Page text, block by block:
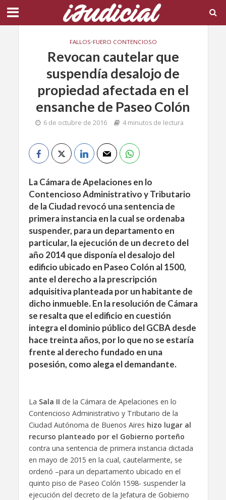
FALLOS•FUERO CONTENCIOSO
Revocan cautelar que
suspendía desalojo de
propiedad afectada en el
ensanche de Paseo Colón
6 de octubre de 2016 4 minutos de lectura
La Cámara de Apelaciones en lo
Contencioso Administrativo y Tributario
de la Ciudad revocó una sentencia de
primera instancia en la cual se ordenaba
suspender, para un departamento en
particular, la ejecución de un decreto del
año 2014 que disponía el desalojo del
edificio ubicado en Paseo Colón al 1500,
ante el derecho a la prescripción
adquisitiva planteada por un habitante de
dicho inmueble. En la resolución de Cámara
se resalta que el edificio en cuestión
integra el dominio público del GCBA desde
hace treinta años, por lo que no se estaría
frente al derecho fundado en una
posesión, como alega el demandante.
La Sala II de la Cámara de Apelaciones en lo
Contencioso Administrativo y Tributario de la
Ciudad Autónoma de Buenos Aires hizo lugar al
recurso planteado por el Gobierno porteño
contra una sentencia de primera instancia dictada
en mayo de 2015 en la cual, cautelarmente, se
ordenó –para un departamento ubicado en el
quinto piso de Paseo Colón 1598- suspender la
ejecución del decreto de la Jefatura de Gobierno